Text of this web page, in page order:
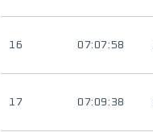
16 07:07:58
17 07:09:38